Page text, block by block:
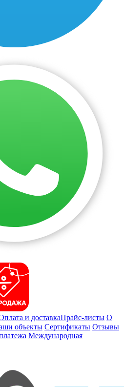
и доставкаПрайс-листы О
объекты Сертификаты Отзывы
Международная